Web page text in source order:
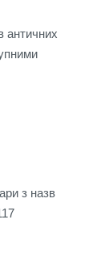
античних
з назв